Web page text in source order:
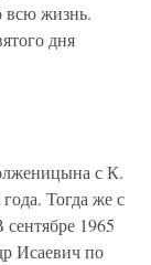
всю жизнь.
дня
с К.
Тогда же с
1965
Исаевич по